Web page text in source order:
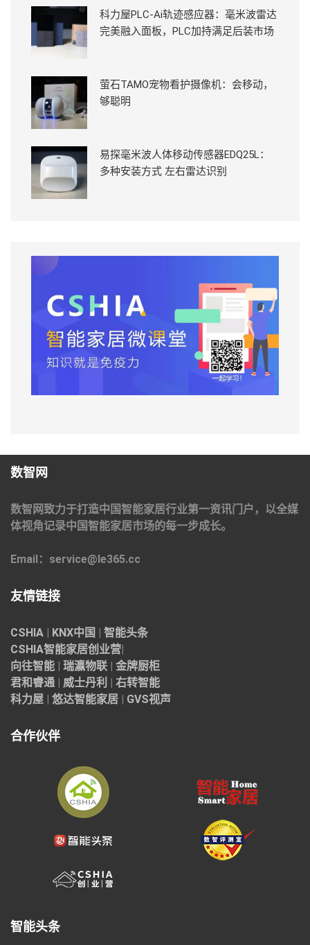
科力屋PLC-Ai轨迹感应器：毫米波雷达
完美融入面板，PLC加持满足后装市场
萤石TAMO宠物看护摄像机：会移动，
够聪明
易探毫米波人体移动传感器EDQ25L：
多种安装方式 左右雷达识别
数智网
数智网致力于打造中国智能家居行业第一资讯门户，以全媒
体视角记录中国智能家居市场的每一步成长。
Email：service@le365.cc
友情链接
CSHIA KNX中国
智能头条
CSHIA智能家居创业营
向往智能
瑞瀛物联
金牌厨柜
君和睿通
威士丹利
右转智能
科力屋
悠达智能家居 GVS视声
合作伙伴
智能头条